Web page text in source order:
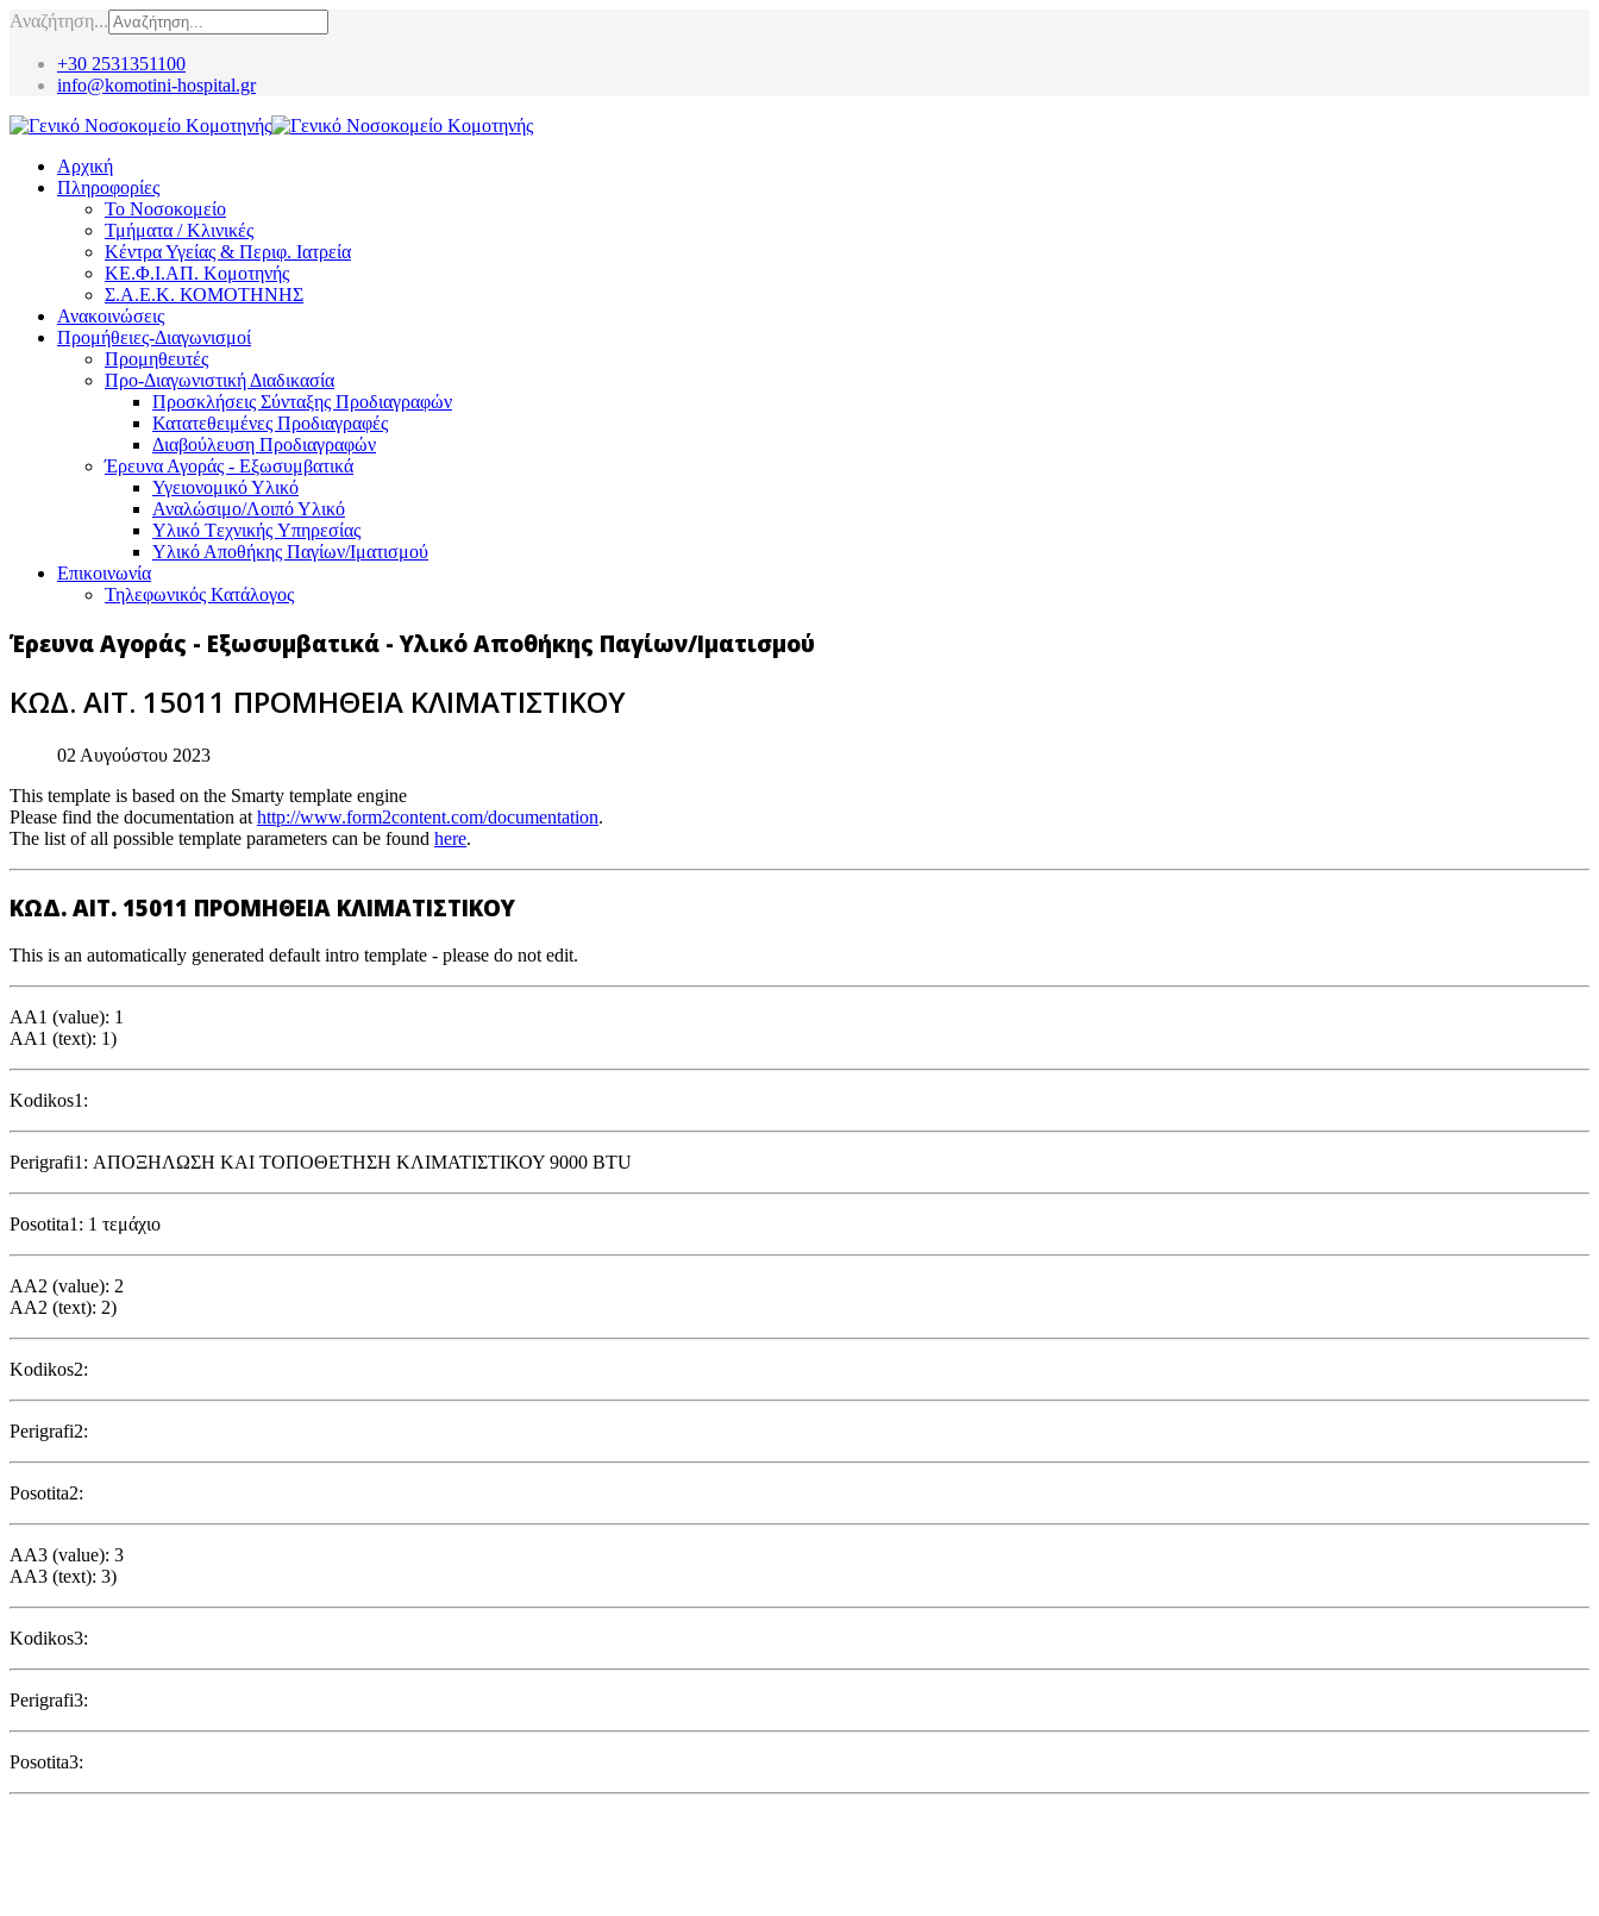
Αναζήτηση...
+30 2531351100
info@komotini-hospital.gr
Αρχική
Πληροφορίες
Το Νοσοκομείο
Τμήματα / Κλινικές
Κέντρα Υγείας & Περιφ. Ιατρεία
ΚΕ.Φ.Ι.ΑΠ. Κομοτηνής
Σ.Α.Ε.Κ. ΚΟΜΟΤΗΝΗΣ
Ανακοινώσεις
Προμήθειες-Διαγωνισμοί
Προμηθευτές
Προ-Διαγωνιστική Διαδικασία
Προσκλήσεις Σύνταξης Προδιαγραφών
Κατατεθειμένες Προδιαγραφές
Διαβούλευση Προδιαγραφών
Έρευνα Αγοράς - Εξωσυμβατικά
Υγειονομικό Υλικό
Αναλώσιμο/Λοιπό Υλικό
Υλικό Tεχνικής Yπηρεσίας
Υλικό Αποθήκης Παγίων/Ιματισμού
Επικοινωνία
Τηλεφωνικός Κατάλογος
Έρευνα Αγοράς - Εξωσυμβατικά - Υλικό Αποθήκης Παγίων/Ιματισμού
ΚΩΔ. ΑΙΤ. 15011 ΠΡΟΜΗΘΕΙΑ ΚΛΙΜΑΤΙΣΤΙΚΟΥ
02 Αυγούστου 2023
This template is based on the Smarty template engine
Please find the documentation at http://www.form2content.com/documentation.
The list of all possible template parameters can be found here.
ΚΩΔ. ΑΙΤ. 15011 ΠΡΟΜΗΘΕΙΑ ΚΛΙΜΑΤΙΣΤΙΚΟΥ
This is an automatically generated default intro template - please do not edit.
AA1 (value): 1
AA1 (text): 1)
Kodikos1:
Perigrafi1: ΑΠΟΞΗΛΩΣΗ ΚΑΙ ΤΟΠΟΘΕΤΗΣΗ ΚΛΙΜΑΤΙΣΤΙΚΟΥ 9000 BTU
Posotita1: 1 τεμάχιο
AA2 (value): 2
AA2 (text): 2)
Kodikos2:
Perigrafi2:
Posotita2:
AA3 (value): 3
AA3 (text): 3)
Kodikos3:
Perigrafi3:
Posotita3: